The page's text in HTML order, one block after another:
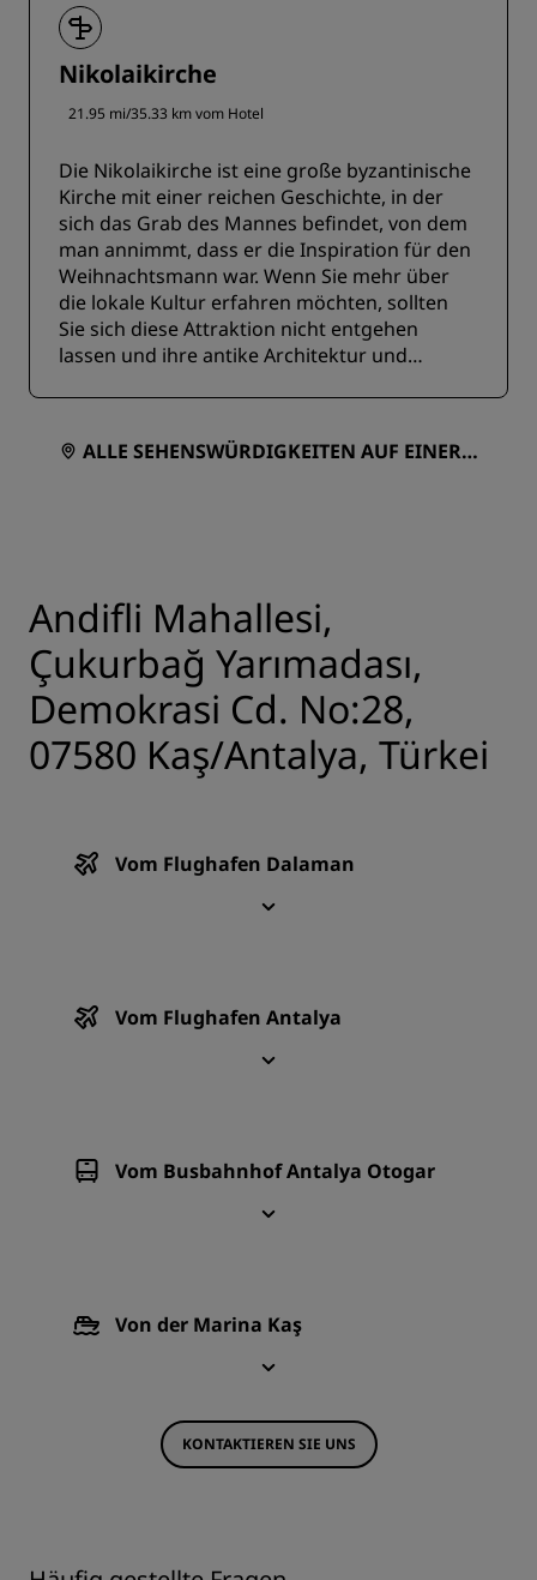
Nikolaikirche
21.95 mi/35.33 km vom Hotel
Die Nikolaikirche ist eine große byzantinische
Kirche mit einer reichen Geschichte, in der
sich das Grab des Mannes befindet, von dem
man annimmt, dass er die Inspiration für den
Weihnachtsmann war. Wenn Sie mehr über
die lokale Kultur erfahren möchten, sollten
Sie sich diese Attraktion nicht entgehen
lassen und ihre antike Architektur und
ALLE SEHENSWÜRDIGKEITEN AUF EINER K
Andifli Mahallesi,
Çukurbağ Yarımadası,
Demokrasi Cd. No:28,
07580 Kaş/Antalya, Türkei
Vom Flughafen Dalaman
Vom Flughafen Antalya
Vom Busbahnhof Antalya Otogar
Von der Marina Kaş
KONTAKTIEREN SIE UNS